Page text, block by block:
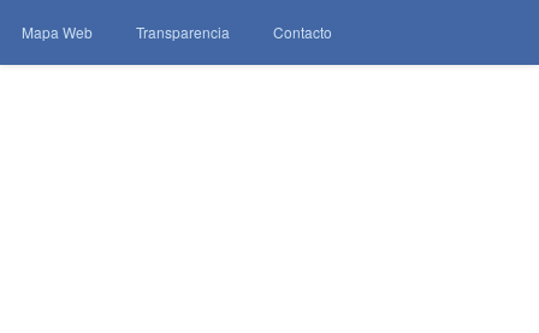
Mapa Web Transparencia Contacto